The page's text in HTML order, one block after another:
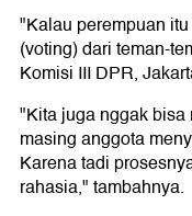
"Kalau perempuan
(voting) dari teman-
Komisi III DPR,
"Kita juga nggak
masing anggota
Karena tadi
rahasia," tambahnya.